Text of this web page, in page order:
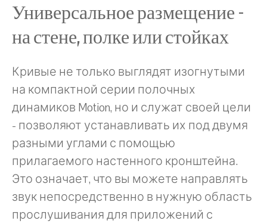
Универсальное размещение -
на стене, полке или стойках
Кривые не только выглядят изогнутыми
на компактной серии полочных
динамиков Motion, но и служат своей цели
- позволяют устанавливать их под двумя
разными углами с помощью
прилагаемого настенного кронштейна.
Это означает, что вы можете направлять
звук непосредственно в нужную область
прослушивания для приложений с